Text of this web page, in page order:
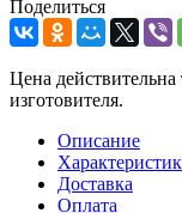
Поделиться
Цена действительна
изготовителя.
Описание
Доставка
Оплата